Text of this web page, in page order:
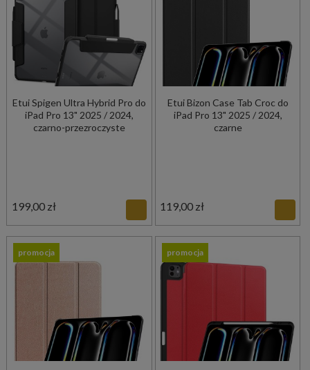
Etui Spigen Ultra Hybrid Pro do
iPad Pro 13" 2025 / 2024,
czarno-przezroczyste
199,00 zł
Etui Bizon Case Tab Croc do
iPad Pro 13" 2025 / 2024,
czarne
119,00 zł
promocja promocja